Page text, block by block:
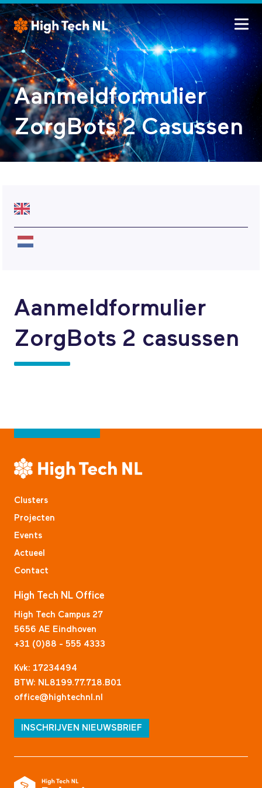
Aanmeldformulier
ZorgBots 2 Casussen
Aanmeldformulier
ZorgBots 2 casussen
Clusters
Projecten
Events
Actueel
Contact
High Tech NL Office
High Tech Campus 27
5656 AE Eindhoven
+31 (0)88 - 555 4333
Kvk: 17234494
BTW: NL8199.77.718.B01
office@hightechnl.nl
INSCHRIJVEN NIEUWSBRIEF